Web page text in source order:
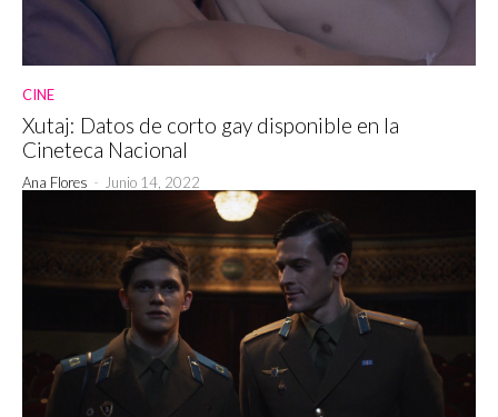
CINE
Xutaj: Datos de corto gay disponible en la
Cineteca Nacional
Ana Flores - Junio 14, 2022